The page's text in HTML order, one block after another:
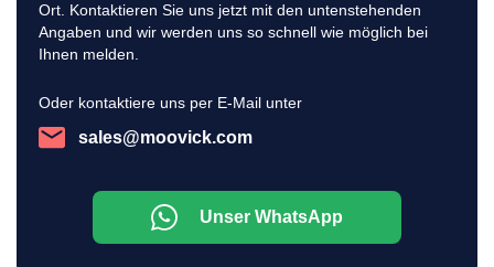
Ort. Kontaktieren Sie uns jetzt mit den untenstehenden
Angaben und wir werden uns so schnell wie möglich bei
Ihnen melden.
Oder kontaktiere uns per E-Mail unter
sales@moovick.com
Unser WhatsApp